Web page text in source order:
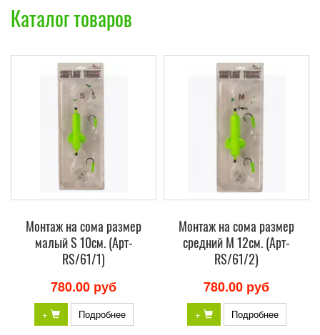
Каталог товаров
Монтаж на сома размер
малый S 10см. (Арт-
RS/61/1)
780.00 руб
+ Подробнее
Монтаж на сома размер
средний M 12см. (Арт-
RS/61/2)
780.00 руб
+ Подробнее